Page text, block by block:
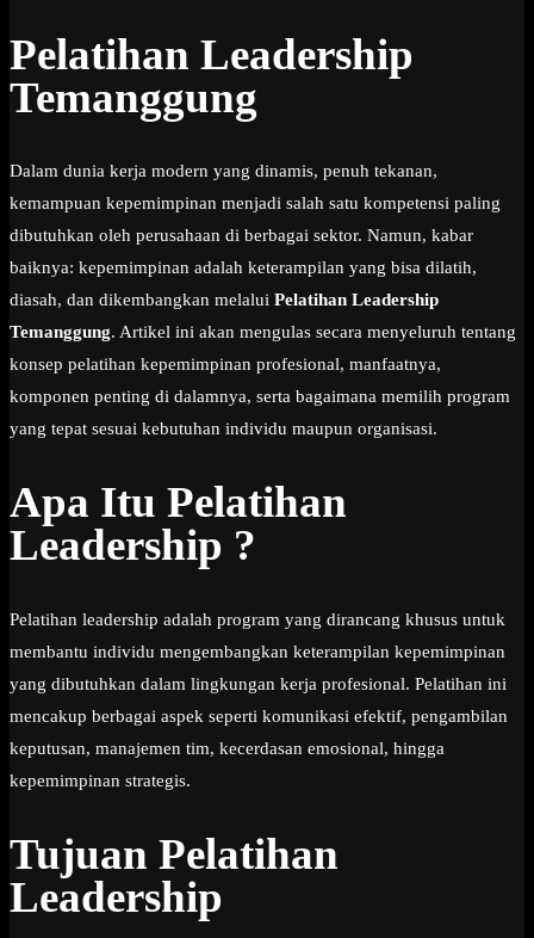
Pelatihan Leadership
Temanggung
Dalam dunia kerja modern yang dinamis, penuh tekanan,
kemampuan kepemimpinan menjadi salah satu kompetensi paling
dibutuhkan oleh perusahaan di berbagai sektor. Namun, kabar
baiknya: kepemimpinan adalah keterampilan yang bisa dilatih,
diasah, dan dikembangkan melalui Pelatihan Leadership
Temanggung. Artikel ini akan mengulas secara menyeluruh tentang
konsep pelatihan kepemimpinan profesional, manfaatnya,
komponen penting di dalamnya, serta bagaimana memilih program
yang tepat sesuai kebutuhan individu maupun organisasi.
Apa Itu Pelatihan
Leadership ?
Pelatihan leadership adalah program yang dirancang khusus untuk
membantu individu mengembangkan keterampilan kepemimpinan
yang dibutuhkan dalam lingkungan kerja profesional. Pelatihan ini
mencakup berbagai aspek seperti komunikasi efektif, pengambilan
keputusan, manajemen tim, kecerdasan emosional, hingga
kepemimpinan strategis.
Tujuan Pelatihan
Leadership